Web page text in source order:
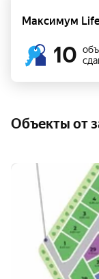
Максимум
10
Объекты от